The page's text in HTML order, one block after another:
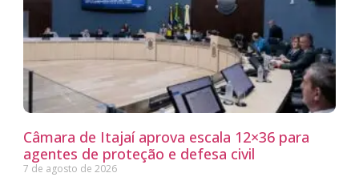
Câmara de Itajaí aprova escala 12×36 para
agentes de proteção e defesa civil
7 de agosto de 2026